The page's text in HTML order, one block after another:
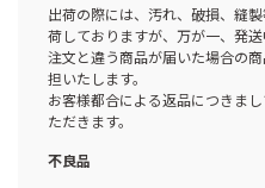
出荷の際には、汚れ、破損、縫
荷しておりますが、万が一、発
注文と違う商品が届いた場合の
担いたします。
お客様都合による返品につきま
ただきます。
不良品